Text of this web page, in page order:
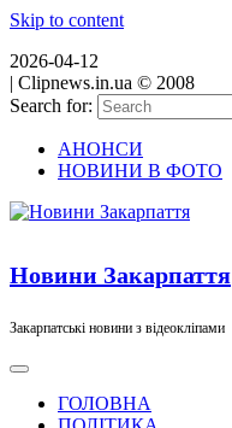
Skip to content
2026-04-12
| Clipnews.in.ua © 2008
Search for:
АНОНСИ
НОВИНИ В ФОТО
Новини Закарпаття
Закарпатські новини з відеокліпами
ГОЛОВНА